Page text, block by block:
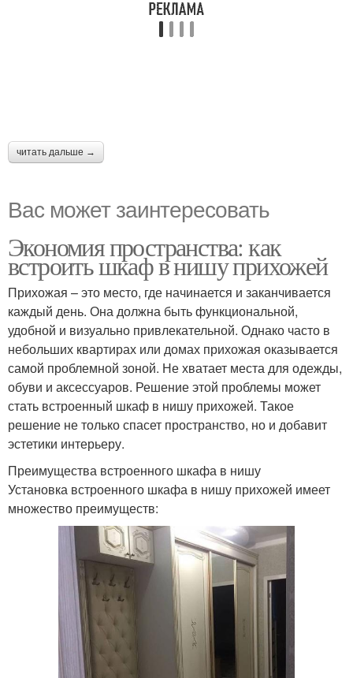
читать дальше →
Вас может заинтересовать
Экономия пространства: как
встроить шкаф в нишу прихожей
Прихожая – это место, где начинается и заканчивается
каждый день. Она должна быть функциональной,
удобной и визуально привлекательной. Однако часто в
небольших квартирах или домах прихожая оказывается
самой проблемной зоной. Не хватает места для одежды,
обуви и аксессуаров. Решение этой проблемы может
стать встроенный шкаф в нишу прихожей. Такое
решение не только спасет пространство, но и добавит
эстетики интерьеру.
Преимущества встроенного шкафа в нишу
Установка встроенного шкафа в нишу прихожей имеет
множество преимуществ: